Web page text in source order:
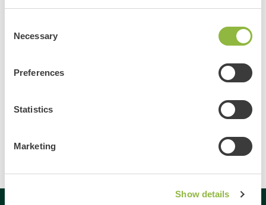
Selection
Necessary
Preferences
Statistics
Marketing
Show details
Delen